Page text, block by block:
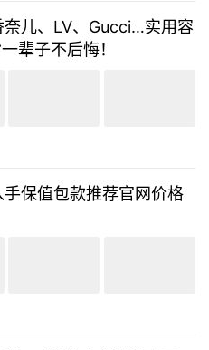
儿、LV、Gucci…实用容
辈子不后悔！
保值包款推荐官网价格